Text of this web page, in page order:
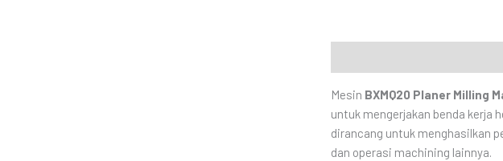
Mesin BXMQ20 Planer Milling
untuk mengerjakan benda kerja
dirancang untuk menghasilkan
dan operasi machining lainnya.